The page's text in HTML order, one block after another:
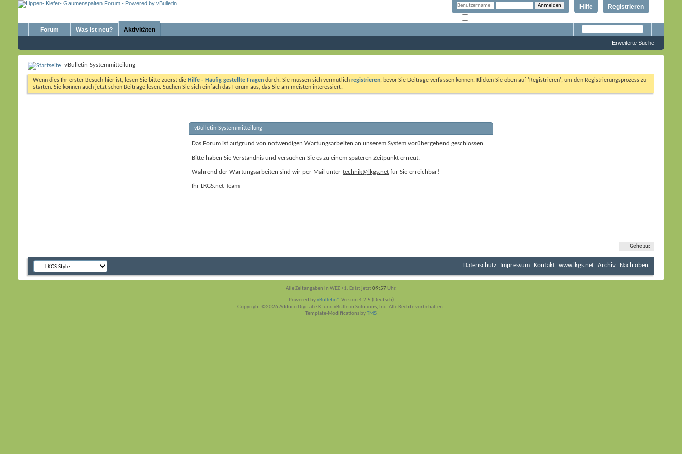
Registrieren
Hilfe
Forum Was ist neu? Aktivitäten
Erweiterte Suche
vBulletin-Systemmitteilung
Wenn dies Ihr erster Besuch hier ist, lesen Sie bitte zuerst die Hilfe - Häufig gestellte Fragen durch. Sie müssen sich vermutlich registrieren, bevor Sie Beiträge verfassen können. Klicken Sie oben auf 'Registrieren', um den Registrierungsprozess zu
starten. Sie können auch jetzt schon Beiträge lesen. Suchen Sie sich einfach das Forum aus, das Sie am meisten interessiert.
vBulletin-Systemmitteilung
Das Forum ist aufgrund von notwendigen Wartungsarbeiten an unserem System vorübergehend geschlossen.
Bitte haben Sie Verständnis und versuchen Sie es zu einem späteren Zeitpunkt erneut.
Während der Wartungsarbeiten sind wir per Mail unter technik@lkgs.net für Sie erreichbar!
Ihr LKGS.net-Team
Gehe zu:
Datenschutz Impressum Kontakt www.lkgs.net Archiv Nach oben
Alle Zeitangaben in WEZ +1. Es ist jetzt09:57 Uhr.
Powered byvBulletin® Version 4.2.5 (Deutsch)
Copyright ©2026 Adduco Digital e.K. und vBulletin Solutions, Inc. Alle Rechte vorbehalten.
Template-Modifications byTMS